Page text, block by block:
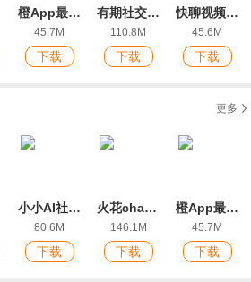
橙App最新版
45.7M
下载
有期社交app最新版
110.8M
下载
快聊视频聊天交友最新版
45.6M
下载
更多
小小AI社交app官方版
80.6M
下载
火花chat app安卓版
146.1M
下载
橙App最新版
45.7M
下载